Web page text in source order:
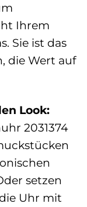
Ihrem
Sie ist das
die Wert auf
Look:
2031374
setzen
Uhr mit